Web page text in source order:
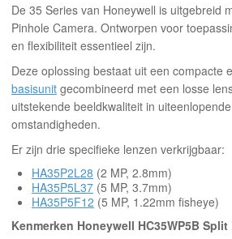
De 35 Series van Honeywell is uitgebreid
Pinhole Camera. Ontworpen voor
en flexibiliteit essentieel zijn.
Deze oplossing bestaat uit een compacte
basisunit gecombineerd met een losse
uitstekende beeldkwaliteit in
omstandigheden.
Er zijn drie specifieke lenzen verkrijgbaar:
HA35P2L28 (2 MP, 2.8mm)
HA35P5L37 (5 MP, 3.7mm)
HA35P5F12 (5 MP, 1.22mm fisheye)
Kenmerken Honeywell HC35WP5B